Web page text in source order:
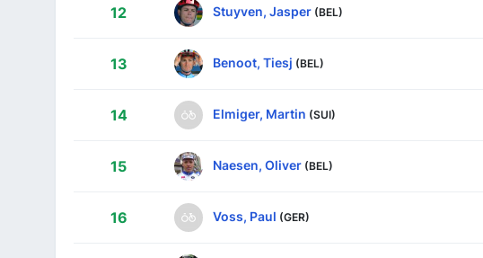
12 Stuyven, Jasper (BEL)
13 Benoot, Tiesj (BEL)
14 Elmiger, Martin (SUI)
15 Naesen, Oliver (BEL)
16 Voss, Paul (GER)